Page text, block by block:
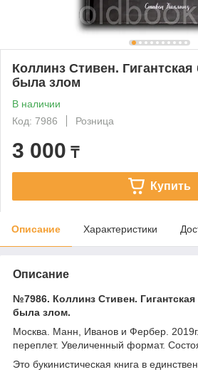
Коллинз Стивен.
была злом
В наличии
Код: 7986
Розница
3 000 ₸
Купить
Описание Характеристики
Описание
№7986. Коллинз Стивен.
была злом.
Москва. Манн, Иванов и Фербер.
переплет. Увеличенный формат.
Это букинистическая книга в